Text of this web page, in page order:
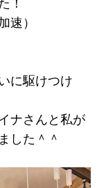
速）
に駆けつけ
ナさんと私が
した＾＾